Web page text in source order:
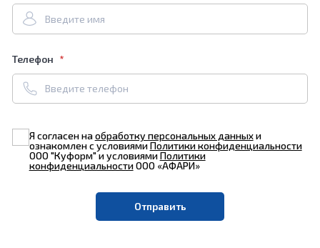
Телефон
Я согласен наобработку персональных данныхи
ознакомлен с условиямиПолитики конфиденциальности
ООО "Куформ" и условиямиПолитики
конфиденциальностиООО «АФАРИ»